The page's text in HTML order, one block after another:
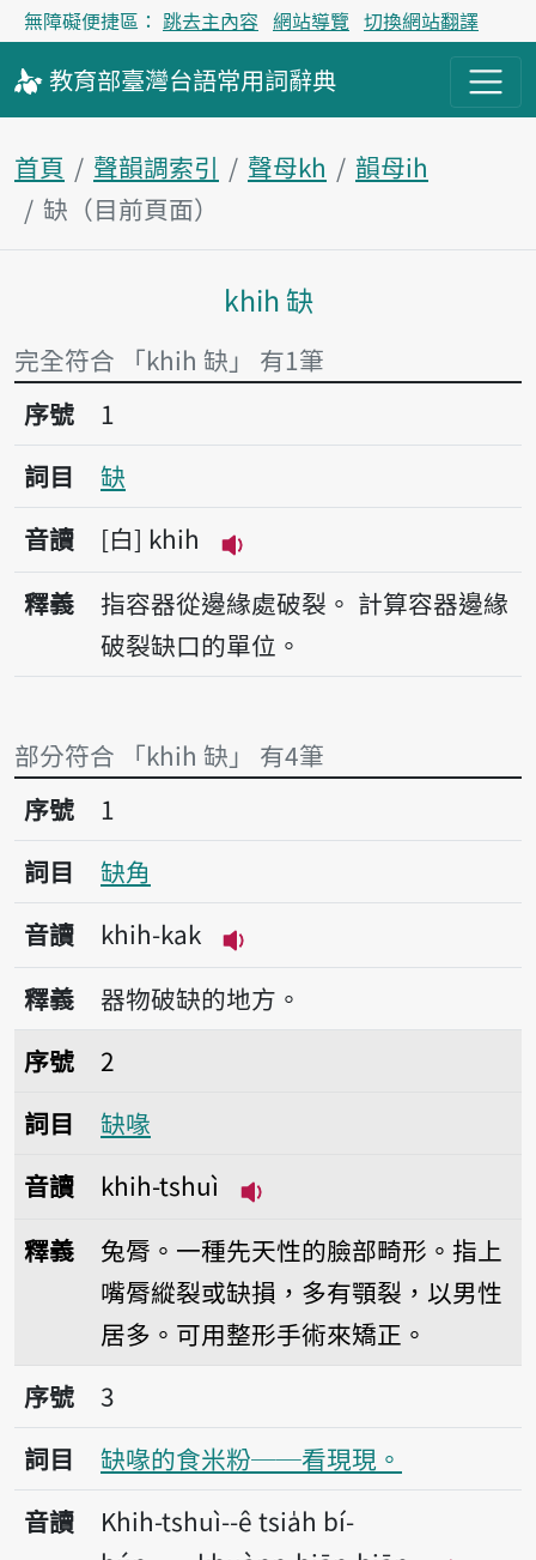
無障礙便捷區： 跳去主內容 網站導覽 切換網站翻譯
教育部臺灣台語常用詞辭典
首頁 聲韻調索引 聲母kh
韻母ih
缺（目前頁面）
主內容區塊
khih 缺
完全符合 「khih 缺」 有1筆
序號1缺
序號
1
詞目
缺
音讀
白 khih
播放音讀khih
釋義 指容器從邊緣處破裂。 計算容器邊緣
破裂缺口的單位。
部分符合 「khih 缺」 有4筆
序號1缺角
序號
1
詞目
缺角
音讀
khih-kak
播放音讀khih-kak
釋義
器物破缺的地方。
序號2缺喙
序號
2
詞目
缺喙
音讀
khih-tshuì
釋義
兔脣。一種先天性的臉部畸形。指上
嘴脣縱裂或缺損，多有顎裂，以男性
居多。可用整形手術來矯正。
序號3缺喙的食米粉──看現現。
序號
3
詞目
缺喙的食米粉──看現現。
音讀
Khih-tshuì--ê tsia̍h bí-